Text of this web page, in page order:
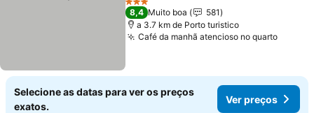
3 Estrelas
8,4 Muito boa
581
a 3.7 km de Porto turistico
Café da manhã atencioso no quarto
Selecione as datas para ver os preços
exatos.
Ver preços